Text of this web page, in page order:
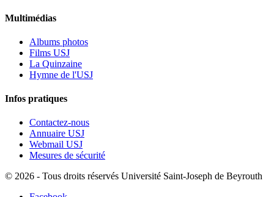
Multimédias
Albums photos
Films USJ
La Quinzaine
Hymne de l'USJ
Infos pratiques
Contactez-nous
Annuaire USJ
Webmail USJ
Mesures de sécurité
© 2026 - Tous droits réservés Université Saint-Joseph de Beyrouth